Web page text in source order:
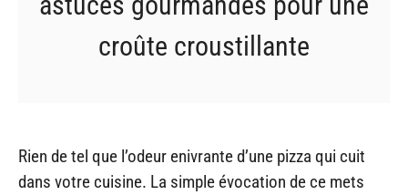
croûte croustillante
Rien de tel que l’odeur enivrante d’une pizza qui cuit
dans votre cuisine. La simple évocation de ce mets